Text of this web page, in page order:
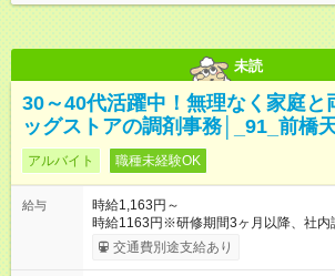
未読
30～40代活躍中！無理なく家庭と
ッグストアの調剤事務│_91_前橋
アルバイト 職種未経験OK
給与
時給1,163円～
時給1163円※研修期間3ヶ月以降、社内
社内試験合格後、時給＋50～100円の昇
円） 試用期間あり：入社日から3ヶ月間／本採用と待遇は変わり
交通費別途支給あり